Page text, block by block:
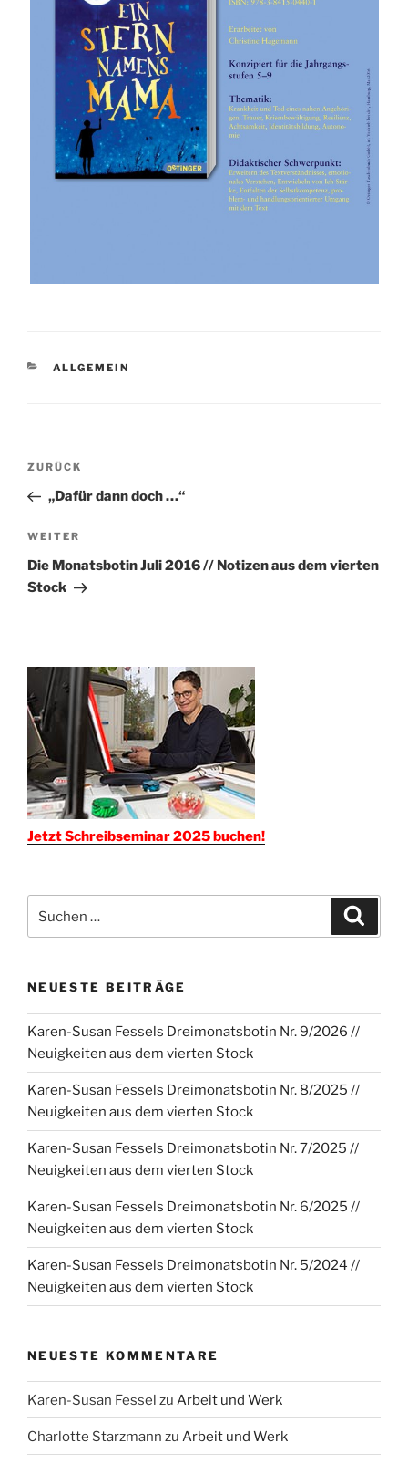
KATEGORIEN
ALLGEMEIN
Beitragsnavigation
Vorheriger
Beitrag
ZURÜCK
„Dafür dann doch …“
Nächster
Beitrag
WEITER
Die Monatsbotin Juli 2016 // Notizen aus dem vierten
Stock
Jetzt Schreibseminar 2025 buchen!
nach:
NEUESTE BEITRÄGE
Karen-Susan Fessels Dreimonatsbotin Nr. 9/2026 //
Neuigkeiten aus dem vierten Stock
Karen-Susan Fessels Dreimonatsbotin Nr. 8/2025 //
Neuigkeiten aus dem vierten Stock
Karen-Susan Fessels Dreimonatsbotin Nr. 7/2025 //
Neuigkeiten aus dem vierten Stock
Karen-Susan Fessels Dreimonatsbotin Nr. 6/2025 //
Neuigkeiten aus dem vierten Stock
Karen-Susan Fessels Dreimonatsbotin Nr. 5/2024 //
Neuigkeiten aus dem vierten Stock
NEUESTE KOMMENTARE
Karen-Susan Fessel zu Arbeit und Werk
Charlotte Starzmann zu Arbeit und Werk